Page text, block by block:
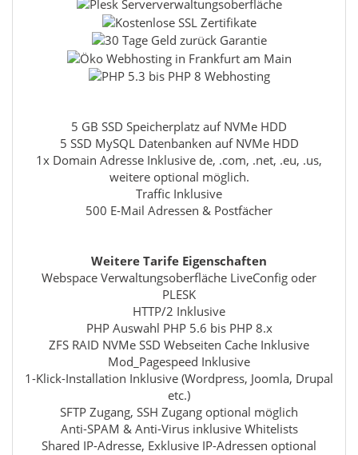
5 GB SSD Speicherplatz auf NVMe HDD
5 SSD MySQL Datenbanken auf NVMe HDD
1x Domain Adresse Inklusive de, .com, .net, .eu, .us,
weitere optional möglich.
Traffic Inklusive
500 E-Mail Adressen & Postfächer
Weitere Tarife Eigenschaften
Webspace Verwaltungsoberfläche LiveConfig oder
PLESK
HTTP/2 Inklusive
PHP Auswahl PHP 5.6 bis PHP 8.x
ZFS RAID NVMe SSD Webseiten Cache Inklusive
Mod_Pagespeed Inklusive
1-Klick-Installation Inklusive (Wordpress, Joomla, Drupal
etc.)
SFTP Zugang, SSH Zugang optional möglich
Anti-SPAM & Anti-Virus inklusive Whitelists
Shared IP-Adresse, Exklusive IP-Adressen optional